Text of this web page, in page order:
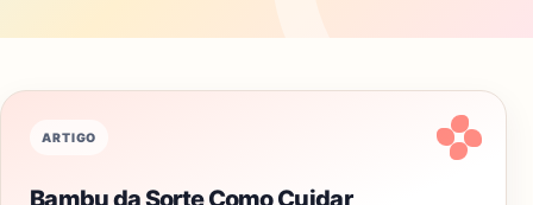
ARTIGO
Bambu da Sorte Como Cuidar